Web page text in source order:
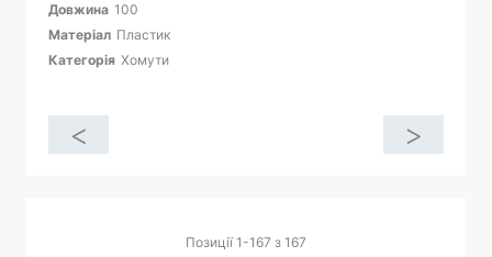
Довжина 100
Матеріал Пластик
Категорія Хомути
< >
Позиції1 -167 з 167